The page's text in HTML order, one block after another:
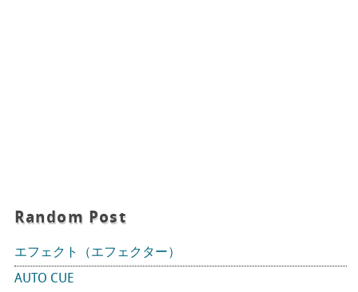
Random Post
エフェクト（エフェクター）
AUTO CUE